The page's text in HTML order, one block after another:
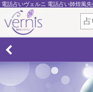
電話占いヴェルニ 電話占い師煌風先